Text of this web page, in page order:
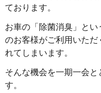
ております。
お車の「除菌消臭」と
のお客様がご利用いた
れてしまいます。
そんな機会を一期一会
す。